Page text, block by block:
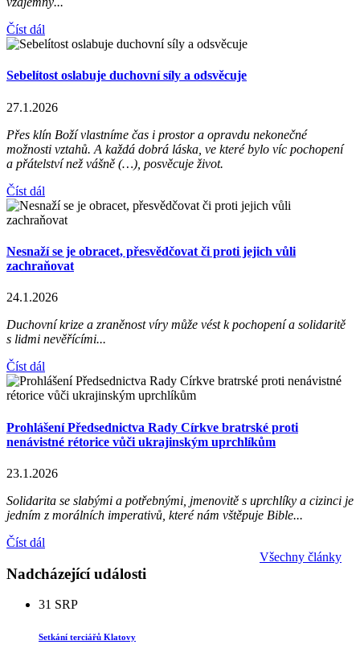
Číst dál
Sebelítost oslabuje duchovní síly a odsvěcuje
27.1.2026
Přes klín Boží vlastníme čas i prostor a opravdu nekonečné
možnosti vztahů. A každá dobrá láska, ve které bylo víc pochopení
a přátelství než vášně (…), posvěcuje život.
Číst dál
Nesnaží se je obracet, přesvědčovat či proti jejich vůli
zachraňovat
24.1.2026
Duchovní krize a zraněnost víry může vést k pochopení a solidaritě
s lidmi nevěřícími...
Číst dál
Prohlášení Předsednictva Rady Církve bratrské proti
nenávistné rétorice vůči ukrajinským uprchlíkům
23.1.2026
Solidarita se slabými a potřebnými, jmenovitě s uprchlíky a cizinci je
jedním z morálních imperativů, které nám vštěpuje Bible...
Číst dál
Všechny články
Nadcházející události
31 SRP
Setkání terciářů Klatovy